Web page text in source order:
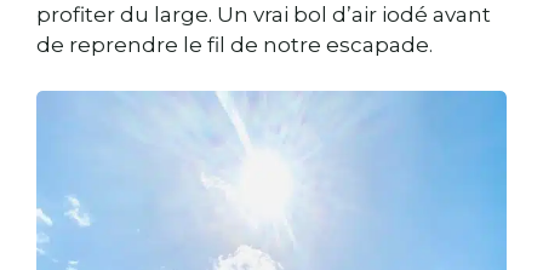
profiter du large. Un vrai bol d’air iodé avant
de reprendre le fil de notre escapade.